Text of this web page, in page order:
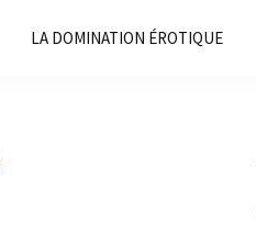
LA DOMINATION ÉROTIQUE